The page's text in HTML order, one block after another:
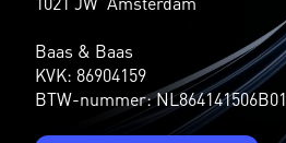
Baas & Baas
KVK: 86904159
BTW-nummer: NL864141506B01